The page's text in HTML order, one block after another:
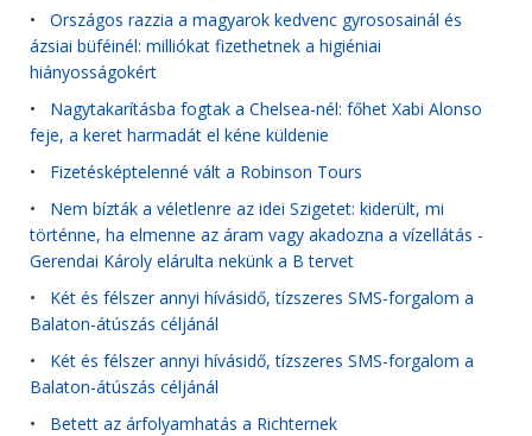
• Országos razzia a magyarok kedvenc gyrososainál és
ázsiai büféinél: milliókat fizethetnek a higiéniai
hiányosságokért
• Nagytakarításba fogtak a Chelsea-nél: főhet Xabi Alonso
feje, a keret harmadát el kéne küldenie
• Fizetésképtelenné vált a Robinson Tours
• Nem bízták a véletlenre az idei Szigetet: kiderült, mi
történne, ha elmenne az áram vagy akadozna a vízellátás -
Gerendai Károly elárulta nekünk a B tervet
• Két és félszer annyi hívásidő, tízszeres SMS-forgalom a
Balaton-átúszás céljánál
• Két és félszer annyi hívásidő, tízszeres SMS-forgalom a
Balaton-átúszás céljánál
• Betett az árfolyamhatás a Richternek